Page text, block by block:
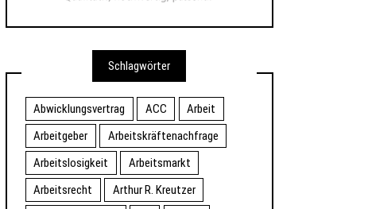
Schlagwörter
Abwicklungsvertrag ACC
Arbeit
Arbeitgeber
Arbeitskräftenachfrage
Arbeitslosigkeit
Arbeitsmarkt
Arbeitsrecht
Arthur R. Kreutzer